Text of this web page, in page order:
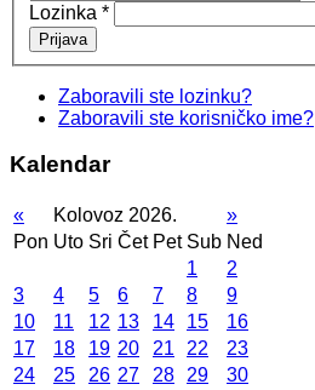
Lozinka *
Prijava
Zaboravili ste lozinku?
Zaboravili ste korisničko ime?
Kalendar
« Kolovoz 2026.
»
Pon Uto Sri Čet Pet Sub Ned
1
2
3
4 5 6 7 8
9
10
11 12 13 14 15
16
17
18 19 20 21 22
23
24
25 26 27 28 29
30